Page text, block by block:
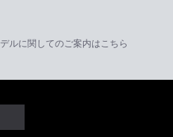
ルに関してのご案内はこちら